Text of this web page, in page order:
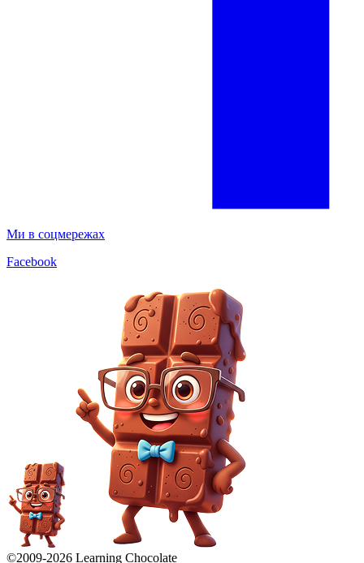
Ми в соцмережах
Facebook
©2009-2026 Learning Chocolate